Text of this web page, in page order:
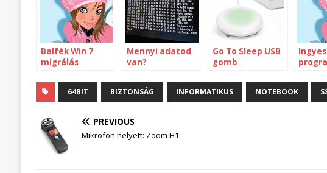
Balfék Win 7
migrálás
Mennyi adatod
van?
Go To Sleep USB
gomb
64BIT BIZTONSÁG INFORMATIKUS NOTEBOOK
PREVIOUS
Mikrofon helyett: Zoom H1